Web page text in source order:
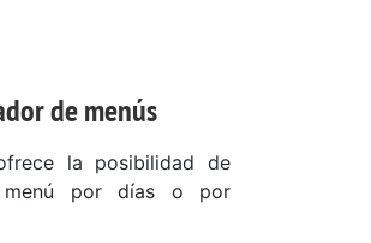
de menús
la posibilidad de
menú por días o por